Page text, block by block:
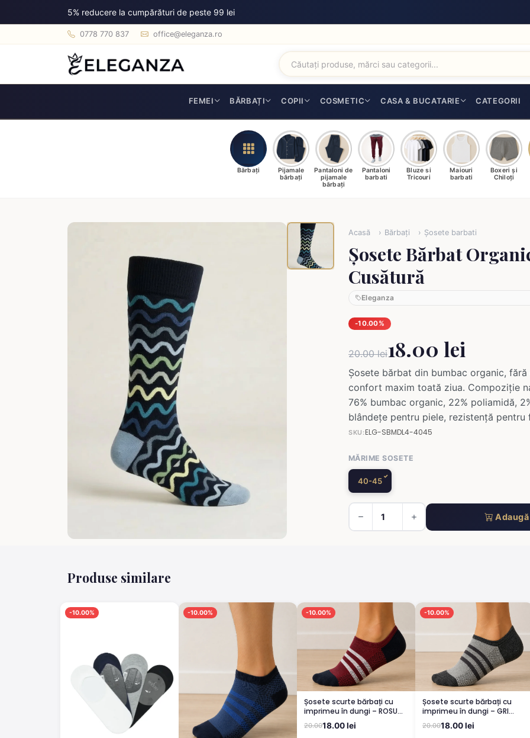
5% reducere la cumpărături de peste 99 lei
0778 770 837 office@eleganza.ro
FEMEI BĂRBAȚI COPII COSMETIC CASA & BUCATARIE CATEGORII
Bărbați
Pijamale
bărbați
Pantaloni de
pijamale
bărbați
Pantaloni
barbati
Bluze si
Tricouri
Maiouri
barbati
Boxeri și
Chiloți
Acasă Bărbați Șosete barbati
Șosete Bărbat
Cusătură
Eleganza
-10.00%
20.00 lei18.00 lei
Șosete bărbat din bumbac organic, fără
confort maxim toată ziua. Compoziție
76% bumbac organic, 22% poliamidă,
blândețe pentru piele, rezistență pentru
SKU:ELG-SBMDL4-4045
MĂRIME SOSETE
40-45
Produse similare
-10.00% -10.00% -10.00%
Șosete scurte bărbați cu
imprimeu în dungi – ROSU
dungi ALBE
20.0018.00 lei
-10.00%
Șosete scurte bărbați cu
imprimeu în dungi – GRI
dungi GRI
20.0018.00 lei